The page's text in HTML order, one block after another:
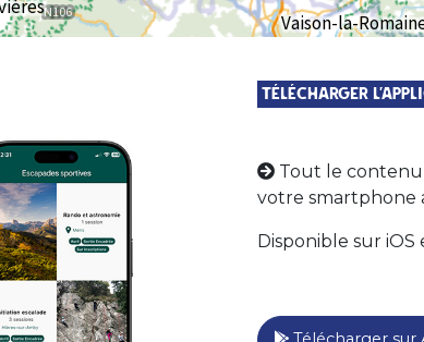
Télécharger
Tout le
votre smartphone
Disponible sur iOS